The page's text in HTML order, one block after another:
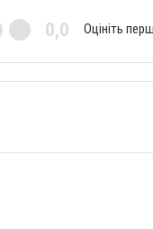
0,0 Оцініть